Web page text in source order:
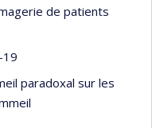
de patients
19
paradoxal sur les